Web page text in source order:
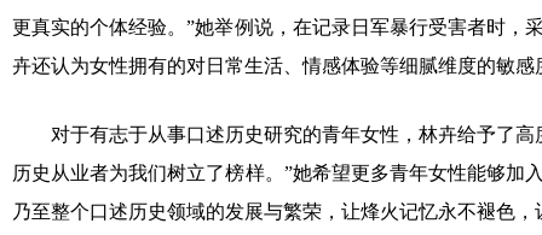
更真实的个体经验。”她举例说，在记录日军暴行受害者时，
卉还认为女性拥有的对日常生活、情感体验等细腻维度的敏
对于有志于从事口述历史研究的青年女性，林卉给予了高
历史从业者为我们树立了榜样。”她希望更多青年女性能够
乃至整个口述历史领域的发展与繁荣，让烽火记忆永不褪色